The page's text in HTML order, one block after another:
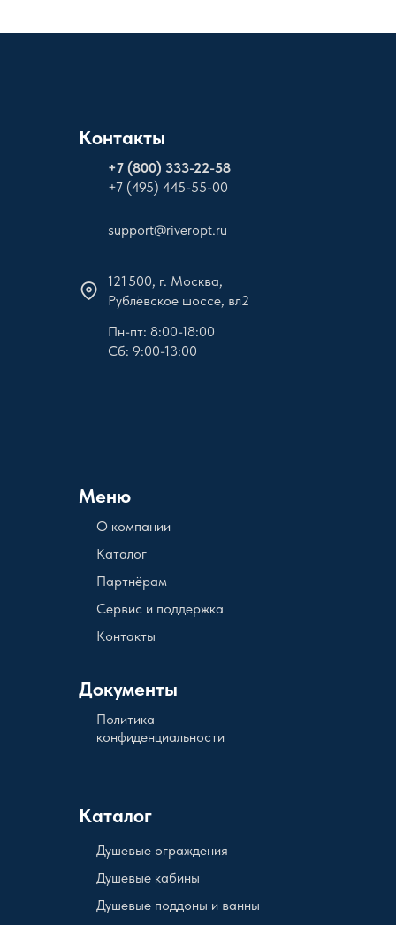
Контакты
+7 (800) 333-22-58
+7 (495) 445-55-00
support@riveropt.ru
Меню
121 500, г. Москва,
Рублёвское шоссе, вл2
О компании
Документы
Пн-пт: 8:00-18:00
Сб: 9:00-13:00
Каталог
Политика
конфиденциальности
Партнёрам
Сервис и поддержка
Контакты
Каталог
Душевые кабины
Душевые поддоны и ванны
Душевые ограждения